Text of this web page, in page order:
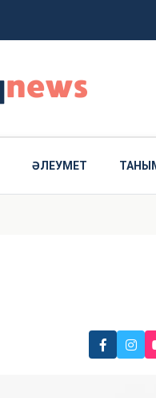
ӘЛЕУМЕТ